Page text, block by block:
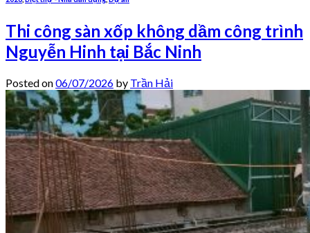
Thi công sàn xốp không dầm công trình
Nguyễn Hinh tại Bắc Ninh
Posted on06/07/2026 by Trần Hải